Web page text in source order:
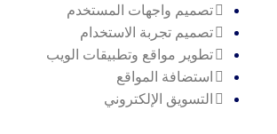
تصميم واجهات المستخدم
تصميم تجربة الاستخدام
تطوير مواقع وتطبيقات الويب
استضافة المواقع
التسويق الإلكتروني